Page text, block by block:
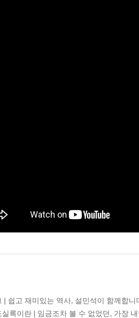
| 쉽고 재미있는 역사, 설민석이 함께합니
실록이란 | 임금조차 볼 수 없었던, 가장 내